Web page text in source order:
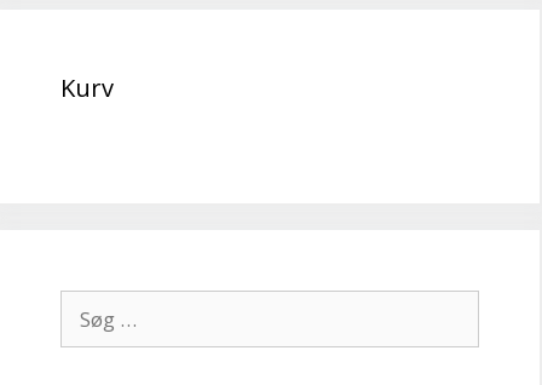
Kurv
efter: